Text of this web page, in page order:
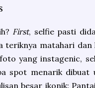
First, selfie pasti
teriknya matahari dan
yang instagenic,
spot menarik dibuat
besar ikonik: